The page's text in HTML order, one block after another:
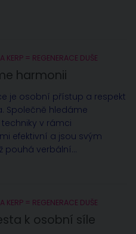
KERP = REGENERACE DUŠE
harmonii
je osobní přístup a respekt
Společně hledáme
v rámci
efektivní a jsou svým
pouhá verbální...
KERP = REGENERACE DUŠE
k osobní síle